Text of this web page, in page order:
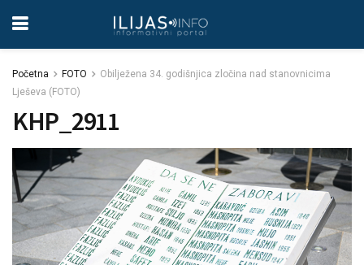
Početna FOTO
Obilježena 34. godišnjica zločina nad stanovnicima
Lješeva (FOTO)
KHP_2911